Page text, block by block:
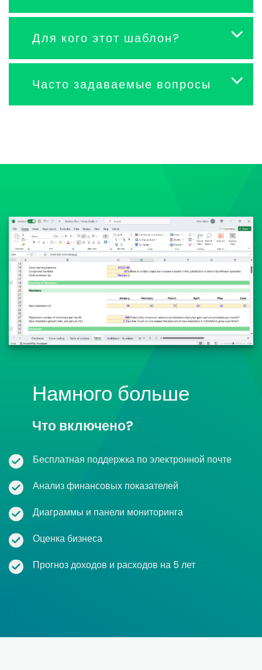
Для кого этот шаблон?
Часто задаваемые вопросы
Намного больше
Что включено?
Бесплатная поддержка по электронной почте
Анализ финансовых показателей
Диаграммы и панели мониторинга
Оценка бизнеса
Прогноз доходов и расходов на 5 лет